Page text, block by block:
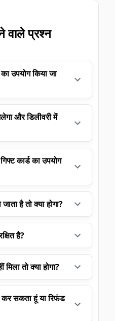
वाले प्रश्न
उपयोग किया जा
और डिलीवरी में
कार्ड का उपयोग
है तो क्या होगा?
है?
तो क्या होगा?
कर सकता हूं या रिफंड